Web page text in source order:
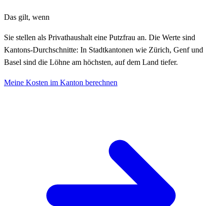
Das gilt, wenn
Sie stellen als Privathaushalt eine Putzfrau an. Die Werte sind
Kantons-Durchschnitte: In Stadtkantonen wie Zürich, Genf und
Basel sind die Löhne am höchsten, auf dem Land tiefer.
Meine Kosten im Kanton berechnen